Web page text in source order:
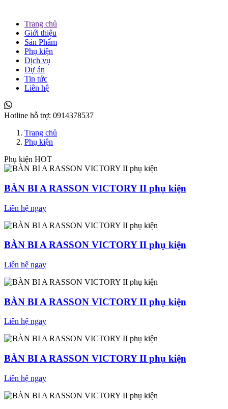
Trang chủ
Giới thiệu
Sản Phẩm
Phụ kiện
Dịch vụ
Dự án
Tin tức
Liên hệ
Hotline hỗ trợ: 0914378537
Trang chủ
Phụ kiện
Phụ kiện HOT
BÀN BI A RASSON VICTORY II phụ kiện
Liên hệ ngay
BÀN BI A RASSON VICTORY II phụ kiện
Liên hệ ngay
BÀN BI A RASSON VICTORY II phụ kiện
Liên hệ ngay
BÀN BI A RASSON VICTORY II phụ kiện
Liên hệ ngay